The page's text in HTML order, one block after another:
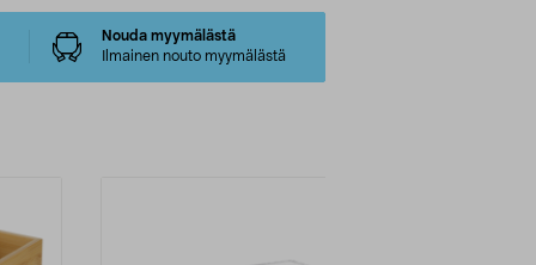
Nouda myymälästä
Ilmainen nouto myymälästä